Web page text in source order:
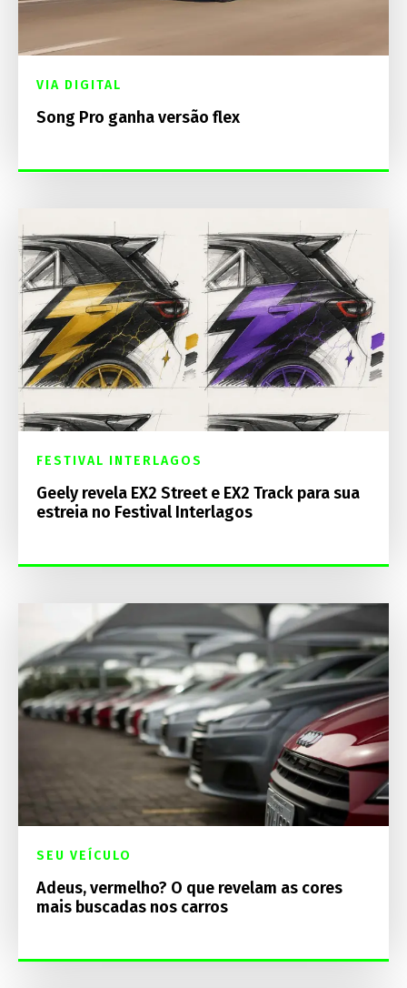
VIA DIGITAL
Song Pro ganha versão flex
FESTIVAL INTERLAGOS
Geely revela EX2 Street e EX2 Track para sua
estreia no Festival Interlagos
SEU VEÍCULO
Adeus, vermelho? O que revelam as cores
mais buscadas nos carros